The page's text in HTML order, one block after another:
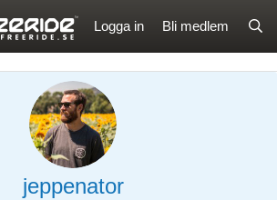
Logga in Bli medlem
jeppenator